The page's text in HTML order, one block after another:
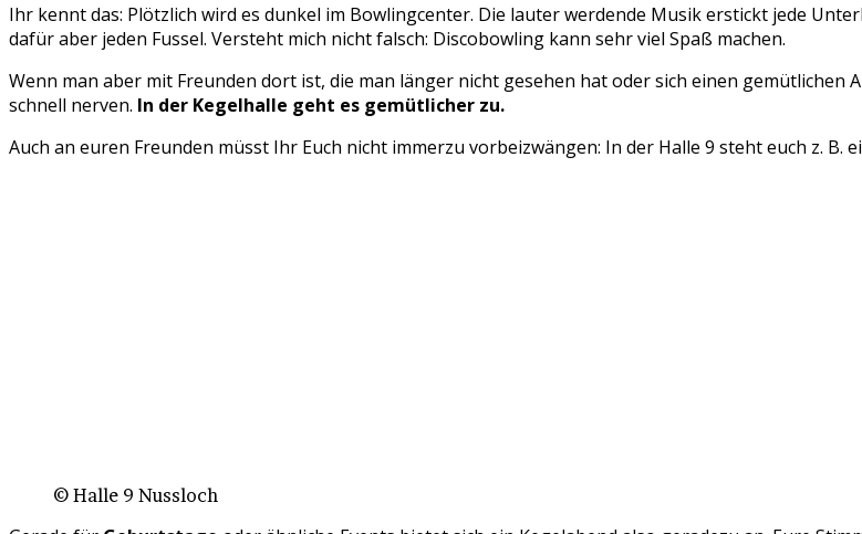
Ihr kennt das: Plötzlich wird es dunkel im Bowlingcenter. Die lauter werdende Musik erstickt jede
dafür aber jeden Fussel. Versteht mich nicht falsch: Discobowling kann sehr viel Spaß machen.
Wenn man aber mit Freunden dort ist, die man länger nicht gesehen hat oder sich einen gemütlichen
schnell nerven. In der Kegelhalle geht es gemütlicher zu.
Auch an euren Freunden müsst Ihr Euch nicht immerzu vorbeizwängen: In der Halle 9 steht euch z.
© Halle 9 Nussloch